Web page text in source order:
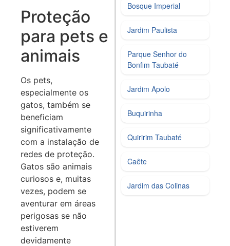
Proteção
para pets e
animais
Os pets,
especialmente os
gatos, também se
beneficiam
significativamente
com a instalação de
redes de proteção.
Gatos são animais
curiosos e, muitas
vezes, podem se
aventurar em áreas
perigosas se não
estiverem
devidamente
Bosque Imperial
Jardim Paulista
Parque Senhor do
Bonfim Taubaté
Jardim Apolo
Buquirinha
Quiririm Taubaté
Caête
Jardim das Colinas